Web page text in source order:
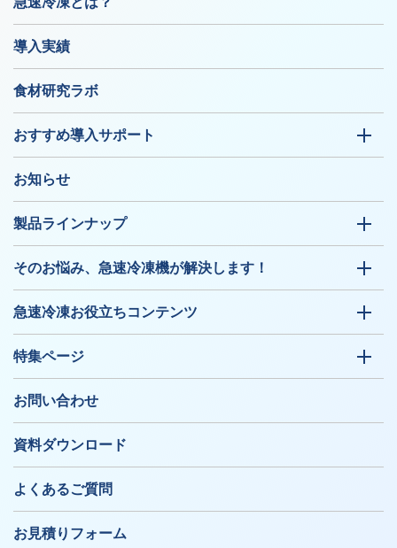
導入実績
食材研究ラボ
おすすめ導入サポート
お知らせ
製品ラインナップ
そのお悩み、急速冷凍機が解決します！
急速冷凍お役立ちコンテンツ
特集ページ
お問い合わせ
資料ダウンロード
よくあるご質問
お見積りフォーム